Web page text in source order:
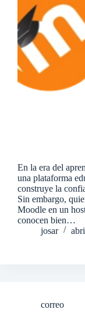
En la era del
una plataforma
construye la
Sin embargo,
Moodle en un
conocen bien…
josar
correo